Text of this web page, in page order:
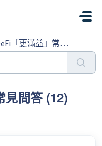
「更滿益」常見問答
見問答 (12)